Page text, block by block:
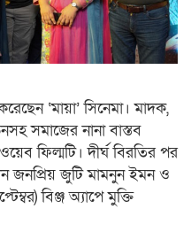
‘মায়া’ সিনেমা। মাদক,
সমাজের নানা বাস্তব
ফিল্মটি। দীর্ঘ বিরতির পর
জনপ্রিয় জুটি মামনুন ইমন ও
বিঞ্জ অ্যাপে মুক্তি